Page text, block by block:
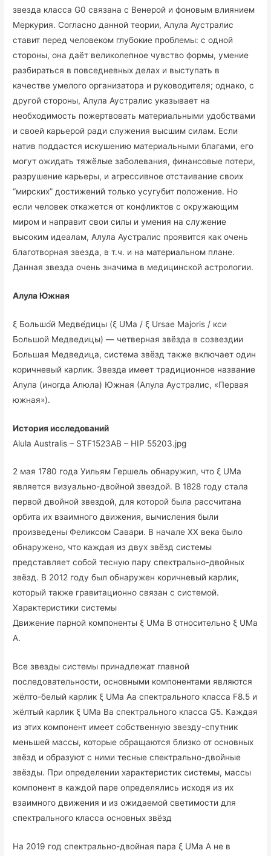
звезда класса G0 связана с Венерой и фоновым влиянием
Меркурия. Согласно данной теории, Алула Аустралис
ставит перед человеком глубокие проблемы: с одной
стороны, она даёт великолепное чувство формы, умение
разбираться в повседневных делах и выступать в
качестве умелого организатора и руководителя; однако, с
другой стороны, Алула Аустралис указывает на
необходимость пожертвовать материальными удобствами
и своей карьерой ради служения высшим силам. Если
натив поддастся искушению материальными благами, его
могут ожидать тяжёлые заболевания, финансовые потери,
разрушение карьеры, и агрессивное отстаивание своих
“мирских” достижений только усугубит положение. Но
если человек откажется от конфликтов с окружающим
миром и направит свои силы и умения на служение
высоким идеалам, Алула Аустралис проявится как очень
благотворная звезда, в т.ч. и на материальном плане.
Данная звезда очень значима в медицинской астрологии.
Алула Южная
ξ Большо́й Медве́дицы (ξ UMa / ξ Ursae Majoris / кси
Большой Медведицы) — четверная звёзда в созвездии
Большая Медведица, система звёзд также включает один
коричневый карлик. Звезда имеет традиционное название
Алула (иногда Алюла) Южная (Алула Аустралис, «Первая
южная»).
История исследований
Alula Australis – STF1523AB – HIP 55203.jpg
2 мая 1780 года Уильям Гершель обнаружил, что ξ UMa
является визуально-двойной звездой. В 1828 году стала
первой двойной звездой, для которой была рассчитана
орбита их взаимного движения, вычисления были
произведены Феликсом Савари. В начале XX века было
обнаружено, что каждая из двух звёзд системы
представляет собой тесную пару спектрально-двойных
звёзд. В 2012 году был обнаружен коричневый карлик,
который также гравитационно связан с системой.
Характеристики системы
Движение парной компоненты ξ UMa B относительно ξ UMa
A.
Все звезды системы принадлежат главной
последовательности, основными компонентами являются
жёлто-белый карлик ξ UMa Aa спектрального класса F8.5 и
жёлтый карлик ξ UMa Ba спектрального класса G5. Каждая
из этих компонент имеет собственную звезду-спутник
меньшей массы, которые обращаются близко от основных
звёзд и образуют с ними тесные спектрально-двойные
звёзды. При определении характеристик системы, массы
компонент в каждой паре определялись исходя из их
взаимного движения и из ожидаемой светимости для
спектрального класса основных звёзд
На 2019 год спектрально-двойная пара ξ UMa A не в